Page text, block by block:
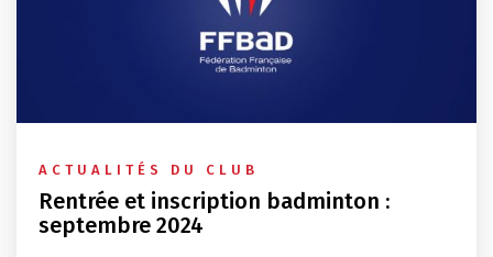
ACTUALITÉS DU CLUB
Rentrée et inscription badminton :
septembre 2024